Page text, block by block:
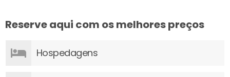
Reserve aqui com os melhores preços
Hospedagens